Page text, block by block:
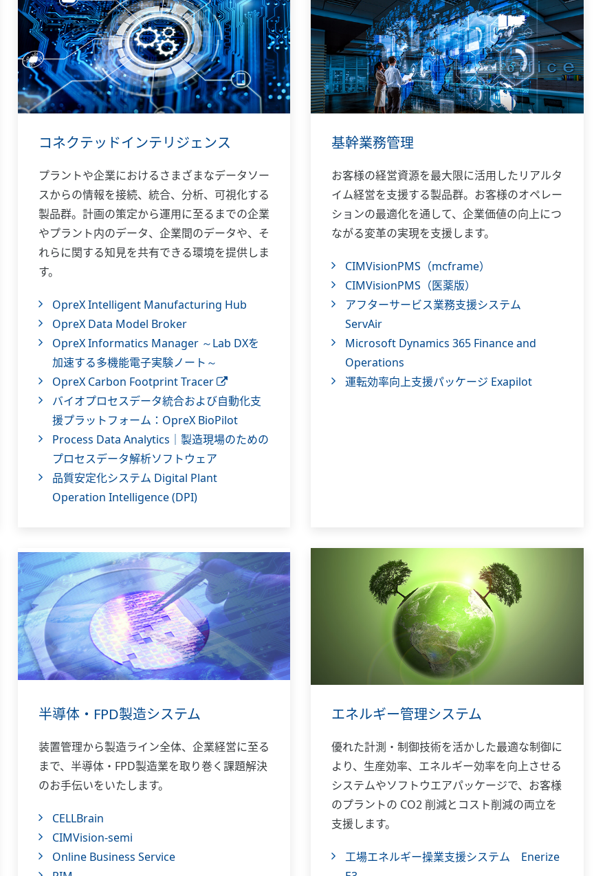
コネクテッドインテリジェンス
プラントや企業におけるさまざまなデータソー
スからの情報を接続、統合、分析、可視化する
製品群。計画の策定から運用に至るまでの企業
やプラント内のデータ、企業間のデータや、そ
れらに関する知見を共有できる環境を提供しま
す。
OpreX Intelligent Manufacturing Hub
OpreX Data Model Broker
OpreX Informatics Manager ～Lab DXを
加速する多機能電子実験ノート～
OpreX Carbon Footprint Tracer
バイオプロセスデータ統合および自動化支
援プラットフォーム：OpreX BioPilot
Process Data Analytics｜製造現場のための
プロセスデータ解析ソフトウェア
品質安定化システム Digital Plant
Operation Intelligence (DPI)
基幹業務管理
お客様の経営資源を最大限に活用したリアルタ
イム経営を支援する製品群。お客様のオペレー
ションの最適化を通して、企業価値の向上につ
ながる変革の実現を支援します。
CIMVisionPMS（mcframe）
CIMVisionPMS（医薬版）
アフターサービス業務支援システム
ServAir
Microsoft Dynamics 365 Finance and
Operations
運転効率向上支援パッケージ Exapilot
半導体・FPD製造システム
装置管理から製造ライン全体、企業経営に至る
まで、半導体・FPD製造業を取り巻く課題解決
のお手伝いをいたします。
CELLBrain
CIMVision-semi
Online Business Service
エネルギー管理システム
優れた計測・制御技術を活かした最適な制御に
より、生産効率、エネルギー効率を向上させる
システムやソフトウエアパッケージで、お客様
のプラントの CO2 削減とコスト削減の両立を
支援します。
工場エネルギー操業支援システム Enerize